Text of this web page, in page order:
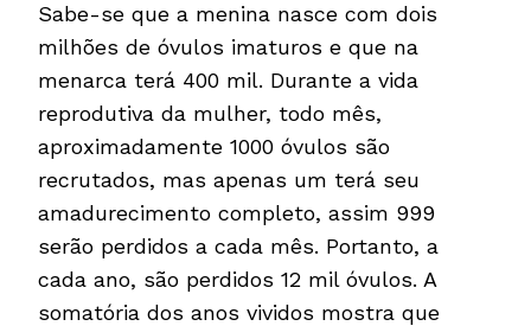
Sabe-se que a menina nasce com dois
milhões de óvulos imaturos e que na
menarca terá 400 mil. Durante a vida
reprodutiva da mulher, todo mês,
aproximadamente 1000 óvulos são
recrutados, mas apenas um terá seu
amadurecimento completo, assim 999
serão perdidos a cada mês. Portanto, a
cada ano, são perdidos 12 mil óvulos. A
somatória dos anos vividos mostra que